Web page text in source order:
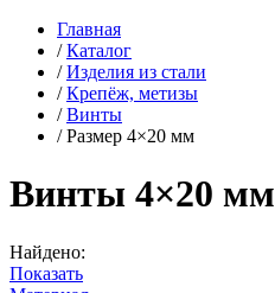
Главная
/ Каталог
/ Изделия из стали
/ Крепёж, метизы
/ Винты
/ Размер 4×20 мм
Винты 4×20 мм
Найдено:
Показать